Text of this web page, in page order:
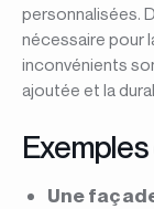
personnalisées.
nécessaire pour
inconvénients
ajoutée et la
Une